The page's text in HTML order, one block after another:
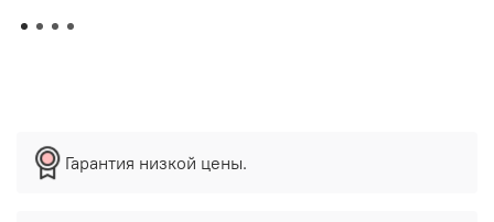
Гарантия низкой цены.